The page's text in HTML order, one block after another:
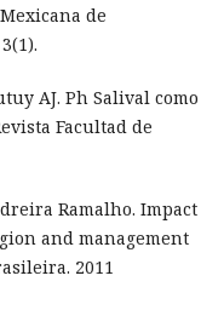
de
AJ. Ph Salival como
Facultad de
Ramalho. Impact
and management
2011